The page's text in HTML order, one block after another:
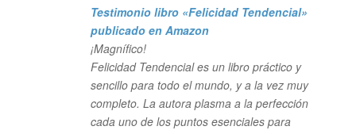
Testimonio libro «Felicidad Tendencial»
publicado en Amazon
¡Magnífico!
Felicidad Tendencial es un libro práctico y
sencillo para todo el mundo, y a la vez muy
completo. La autora plasma a la perfección
cada uno de los puntos esenciales para